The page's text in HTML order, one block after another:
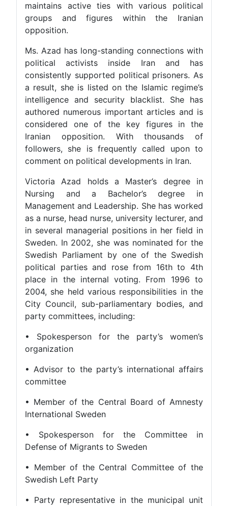
maintains active ties with various political
groups and figures within the Iranian
opposition.
Ms. Azad has long-standing connections with
political activists inside Iran and has
consistently supported political prisoners. As
a result, she is listed on the Islamic regime’s
intelligence and security blacklist. She has
authored numerous important articles and is
considered one of the key figures in the
Iranian opposition. With thousands of
followers, she is frequently called upon to
comment on political developments in Iran.
Victoria Azad holds a Master’s degree in
Nursing and a Bachelor’s degree in
Management and Leadership. She has worked
as a nurse, head nurse, university lecturer, and
in several managerial positions in her field in
Sweden. In 2002, she was nominated for the
Swedish Parliament by one of the Swedish
political parties and rose from 16th to 4th
place in the internal voting. From 1996 to
2004, she held various responsibilities in the
City Council, sub-parliamentary bodies, and
party committees, including:
• Spokesperson for the party’s women’s
organization
• Advisor to the party’s international affairs
committee
• Member of the Central Board of Amnesty
International Sweden
• Spokesperson for the Committee in
Defense of Migrants to Sweden
• Member of the Central Committee of the
Swedish Left Party
• Party representative in the municipal unit